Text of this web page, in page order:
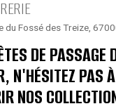
du Fossé des Treize,
DE PASSAGE
N'HÉSITEZ PAS
NOS